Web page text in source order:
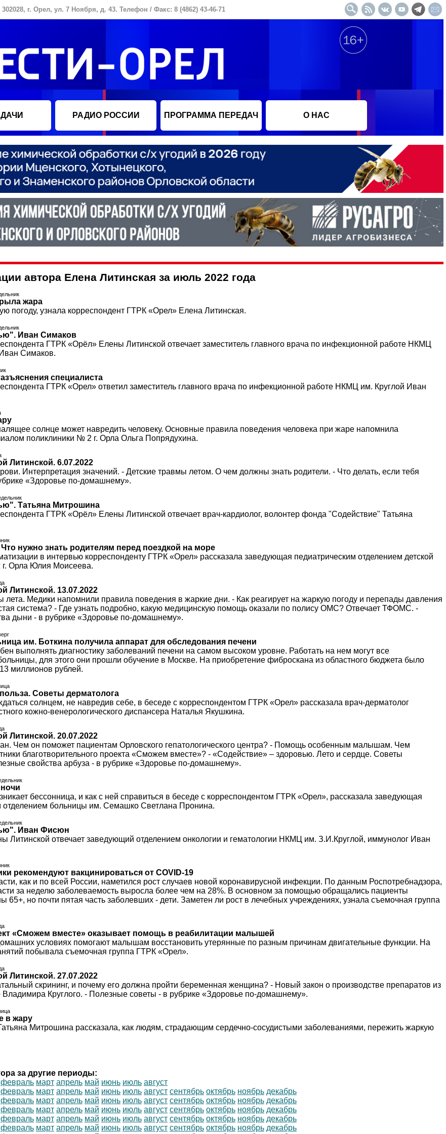
302028, г. Орел, ул. 7 Ноября, д. 43. Телефон / Факс: 8 (4862) 43-46-71
РАДИО РОССИИ ПРОГРАММА ПЕРЕДАЧ О НАС
автора Елена Литинская за июль 2022 года
жара
погоду, узнала корреспондент ГТРК «Орел» Елена Литинская.
Иван Симаков
ГТРК «Орёл» Елены Литинской отвечает заместитель главного врача по инфекционной работе НКМЦ
Симаков.
специалиста
ГТРК «Орел» ответил заместитель главного врача по инфекционной работе НКМЦ им. Круглой Иван
солнце может навредить человеку. Основные правила поведения человека при жаре напомнила
поликлиники № 2 г. Орла Ольга Попрядухина.
Литинской. 6.07.2022
Интерпретация значений. - Детские травмы летом. О чем должны знать родители. - Что делать, если тебя
«Здоровье по-домашнему».
Татьяна Митрошина
ГТРК «Орёл» Елены Литинской отвечает врач-кардиолог, волонтер фонда "Содействие" Татьяна
нужно знать родителям перед поездкой на море
в интервью корреспонденту ГТРК «Орел» рассказала заведующая педиатрическим отделением детской
Орла Юлия Моисеева.
Литинской. 13.07.2022
Медики напомнили правила поведения в жаркие дни. - Как реагирует на жаркую погоду и перепады давления
система? - Где узнать подробно, какую медицинскую помощь оказали по полису ОМС? Отвечает ТФОМС. -
дыни - в рубрике «Здоровье по-домашнему».
им. Боткина получила аппарат для обследования печени
выполнять диагностику заболеваний печени на самом высоком уровне. Работать на нем могут все
для этого они прошли обучение в Москве. На приобретение фиброскана из областного бюджета было
миллионов рублей.
Советы дерматолога
солнцем, не навредив себе, в беседе с корреспондентом ГТРК «Орел» рассказала врач-дерматолог
кожно-венерологического диспансера Наталья Якушкина.
Литинской. 20.07.2022
Чем он поможет пациентам Орловского гепатологического центра? - Помощь особенным малышам. Чем
благотворительного проекта «Сможем вместе»? - «Содействие» – здоровью. Лето и сердце. Советы
свойства арбуза - в рубрике «Здоровье по-домашнему».
бессонница, и как с ней справиться в беседе с корреспондентом ГТРК «Орел», рассказала заведующая
отделением больницы им. Семашко Светлана Пронина.
Иван Фисюн
Литинской отвечает заведующий отделением онкологии и гематологии НКМЦ им. З.И.Круглой, иммунолог Иван
рекомендуют вакцинироваться от COVID-19
как и по всей России, наметился рост случаев новой коронавирусной инфекции. По данным Роспотребнадзора,
за неделю заболеваемость выросла более чем на 28%. В основном за помощью обращались пациенты
65+, но почти пятая часть заболевших - дети. Заметен ли рост в лечебных учреждениях, узнала съемочная группа
«Сможем вместе» оказывает помощь в реабилитации малышей
условиях помогают малышам восстановить утерянные по разным причинам двигательные функции. На
побывала съемочная группа ГТРК «Орел».
Литинской. 27.07.2022
скрининг, и почему его должна пройти беременная женщина? - Новый закон о производстве препаратов из
Владимира Круглого. - Полезные советы - в рубрике «Здоровье по-домашнему».
в жару
Митрошина рассказала, как людям, страдающим сердечно-сосудистыми заболеваниями, пережить жаркую
за другие периоды:
февраль март апрель май июнь июль август
февраль март апрель май июнь июль август сентябрь октябрь ноябрь декабрь
февраль март апрель май июнь июль август сентябрь октябрь ноябрь декабрь
февраль март апрель май июнь июль август сентябрь октябрь ноябрь декабрь
февраль март апрель май июнь июль август сентябрь октябрь ноябрь декабрь
февраль март апрель май июнь июль август сентябрь октябрь ноябрь декабрь